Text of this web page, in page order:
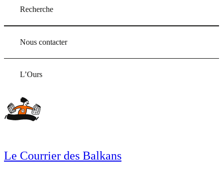
Recherche
Nous contacter
L’Ours
Le Courrier des Balkans